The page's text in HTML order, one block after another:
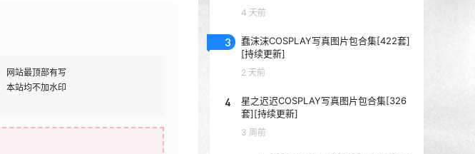
网站最顶部有写
本站均不加水印
4 天前
3
蠢沫沫COSPLAY写真图片包合集[422套]
[持续更新]
2 天前
4
星之迟迟COSPLAY写真图片包合集[326
套][持续更新]
3 周前